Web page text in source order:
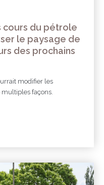
cours du pétrole
le paysage de
des prochains
modifier les
façons.